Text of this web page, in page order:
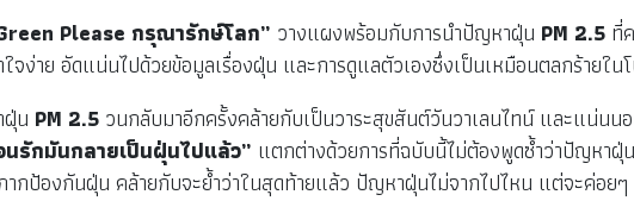
Please กรุณารักษ์โลก” วางแผงพร้อมกับการนำปัญหาฝุ่น PM 2.5 ที่
ง่าย อัดแน่นไปด้วยข้อมูลเรื่องฝุ่น และการดูแลตัวเองซึ่งเป็นเหมือนตลกร้ายใน
น PM 2.5 วนกลับมาอีกครั้งคล้ายกับเป็นวาระสุขสันต์วันวาเลนไทน์ และแน่นน
นรักมันกลายเป็นฝุ่นไปแล้ว” แตกต่างด้วยการที่ฉบับนี้ไม่ต้องพูดซ้ำว่าปัญหาฝุ่
กป้องกันฝุ่น คล้ายกับจะย้ำว่าในสุดท้ายแล้ว ปัญหาฝุ่นไม่จากไปไหน แต่จะค่อย